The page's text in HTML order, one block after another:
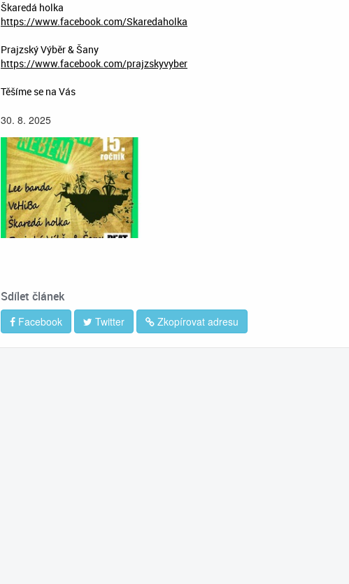
Škaredá holka
https://www.facebook.com/Skaredaholka
Prajzský Výběr & Šany
https://www.facebook.com/prajzskyvyber
Těšíme se na Vás
30. 8. 2025
Sdílet článek
Facebook Twitter Zkopírovat adresu